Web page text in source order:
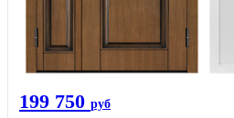
199 750 руб